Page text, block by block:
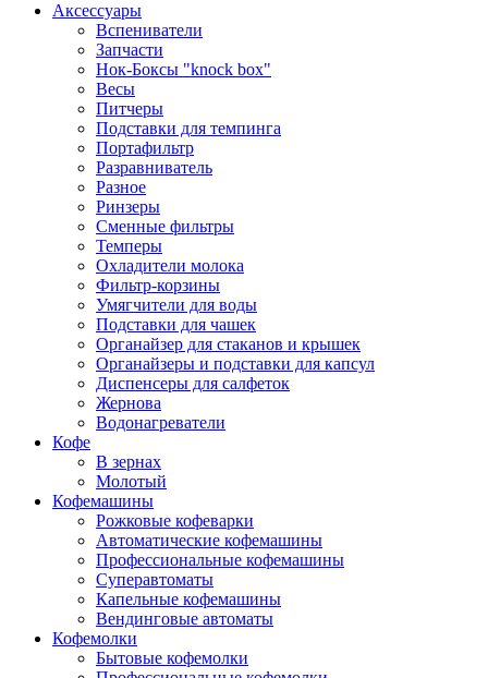
Аксессуары
Вспениватели
Запчасти
Нок-Боксы "knock box"
Весы
Питчеры
Подставки для темпинга
Портафильтр
Разравниватель
Разное
Ринзеры
Сменные фильтры
Темперы
Охладители молока
Фильтр-корзины
Умягчители для воды
Подставки для чашек
Органайзер для стаканов и крышек
Органайзеры и подставки для капсул
Диспенсеры для салфеток
Жернова
Водонагреватели
Кофе
В зернах
Молотый
Кофемашины
Рожковые кофеварки
Автоматические кофемашины
Профессиональные кофемашины
Суперавтоматы
Капельные кофемашины
Вендинговые автоматы
Кофемолки
Бытовые кофемолки